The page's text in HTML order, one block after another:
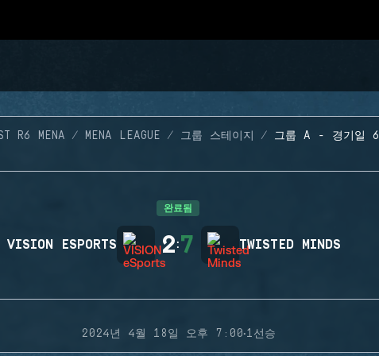
R6 MENA MENA LEAGUE 그룹 스테이지 그룹 A - 경기일 6
완료됨
VISION ESPORTS 2:7 TWISTED MINDS
2024년 4월 18일 오후 7:00·1선승